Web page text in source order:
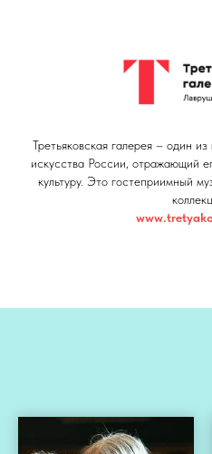
Третьяковская галерея – один
искусства России, отражающий
культуру. Это гостеприимный